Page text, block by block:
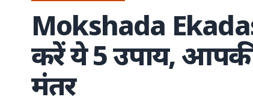
Mokshada
करें ये 5 उपाय, आपकी
मंतर